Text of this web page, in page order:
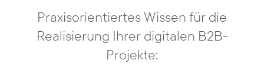
Praxisorientiertes Wissen für die
Realisierung Ihrer digitalen B2B-
Projekte: